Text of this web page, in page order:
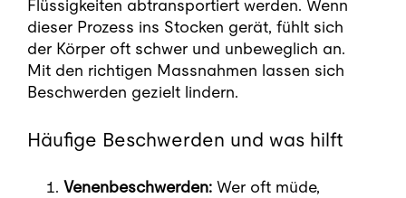
Flüssigkeiten abtransportiert werden. Wenn
dieser Prozess ins Stocken gerät, fühlt sich
der Körper oft schwer und unbeweglich an.
Mit den richtigen Massnahmen lassen sich
Beschwerden gezielt lindern.
Häufige Beschwerden und was hilft
Venenbeschwerden: Wer oft müde,